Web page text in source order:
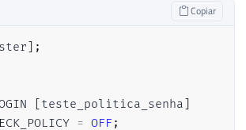
Copiar
] ;
[teste_politica_senha]
= OFF ;